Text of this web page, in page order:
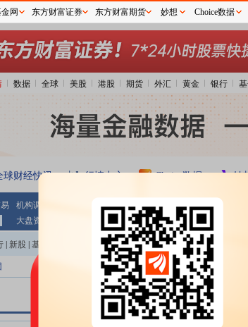
数据 全球 美股 港股 期货 外汇 黄金 银行
球财经快讯 行情中心 Choice数据 妙
机构调研 公告大全 条件选股 财报 业绩报
大盘资金 板块资金 沪 港 通 基金
新股 基金 期货 | 外汇 | 黄金 | 自选股 自选基金
网 东方财富证券 东方财富期货 妙想 Choice数据